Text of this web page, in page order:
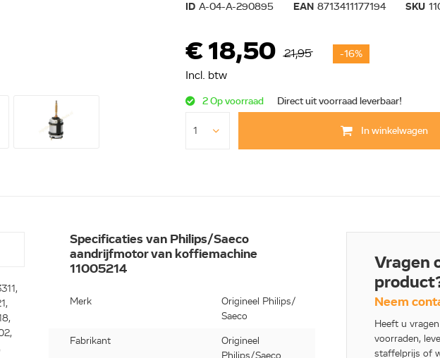
ID A-04-A-290895 EAN 8713411177194 SKU
€ 18,50 21,95 -16%
Incl. btw
2 Op voorraad Direct uit voorraad leverbaar!
In winkelwagen
Specificaties van Philips/Saeco
aandrijfmotor van koffiemachine
11005214
Merk
Origineel Philips/
Saeco
Fabrikant
Origineel
Philips/Saeco
Vragen
Neem
Heeft u
voorraden,
staffelprijs of